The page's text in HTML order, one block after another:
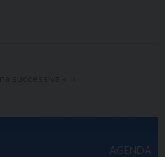
AGENDA